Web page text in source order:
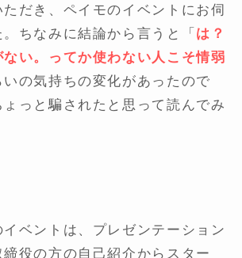
ただき、ペイモのイベントにお伺
ちなみに結論から言うと「 は？
い。ってか使わない人こそ情弱
いの気持ちの変化があったので
ょっと騙されたと思って読んでみ
ベントは、プレゼンテーション
役の方の自己紹介からスター